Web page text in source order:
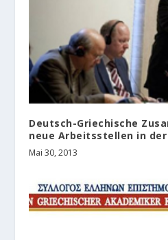
Deutsch-Griechische
neue Arbeitsstellen in
Mai 30, 2013